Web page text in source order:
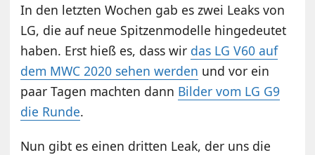
In den letzten Wochen gab es zwei Leaks von
LG, die auf neue Spitzenmodelle hingedeutet
haben. Erst hieß es, dass wir das LG V60 auf
dem MWC 2020 sehen werden und vor ein
paar Tagen machten dann Bilder vom LG G9
die Runde.
Nun gibt es einen dritten Leak, der uns die